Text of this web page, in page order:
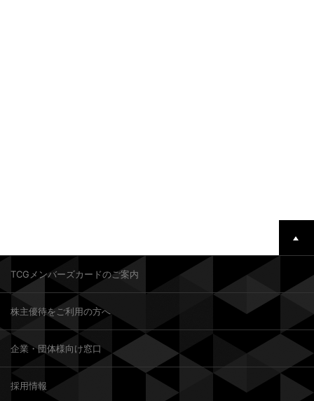
TCGメンバーズカードのご案内
株主優待をご利用の方へ
企業・団体様向け窓口
採用情報